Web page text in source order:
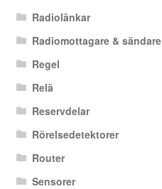
Radiolänkar
Radiomottagare & sändare
Regel
Relä
Reservdelar
Rörelsedetektorer
Router
Sensorer